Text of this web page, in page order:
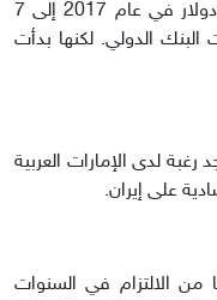
انكماش صادراتها مع إيران من 14 مليار دولار في عام 2017 إلى 7
2019 وفقا لبيانات البنك الدولي. لكنها بدأت
رغبة لدى الإمارات العربية
على إيران.
من الالتزام في السنوات